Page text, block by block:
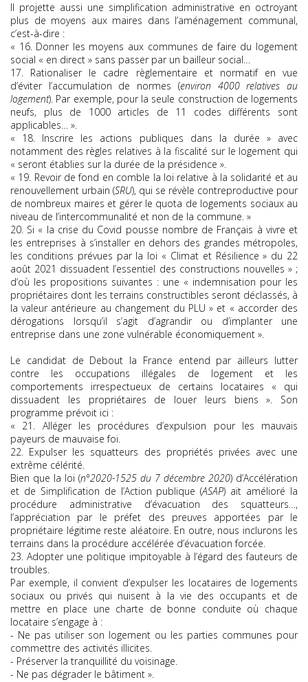
Il projette aussi une simplification administrative en octroyant
plus de moyens aux maires dans l’aménagement communal,
c’est-à-dire :
« 16. Donner les moyens aux communes de faire du logement
social « en direct » sans passer par un bailleur social…
17. Rationaliser le cadre règlementaire et normatif en vue
d’éviter l’accumulation de normes (environ 4000 relatives au
logement). Par exemple, pour la seule construction de logements
neufs, plus de 1000 articles de 11 codes différents sont
applicables… ».
« 18. Inscrire les actions publiques dans la durée » avec
notamment des règles relatives à la fiscalité sur le logement qui
« seront établies sur la durée de la présidence ».
« 19. Revoir de fond en comble la loi relative à la solidarité et au
renouvellement urbain (SRU), qui se révèle contreproductive pour
de nombreux maires et gérer le quota de logements sociaux au
niveau de l’intercommunalité et non de la commune. »
20. Si « la crise du Covid pousse nombre de Français à vivre et
les entreprises à s’installer en dehors des grandes métropoles,
les conditions prévues par la loi « Climat et Résilience » du 22
août 2021 dissuadent l’essentiel des constructions nouvelles » ;
d’où les propositions suivantes : une « indemnisation pour les
propriétaires dont les terrains constructibles seront déclassés, à
la valeur antérieure au changement du PLU » et « accorder des
dérogations lorsqu’il s’agit d’agrandir ou d’implanter une
entreprise dans une zone vulnérable économiquement ».
Le candidat de Debout la France entend par ailleurs lutter
contre les occupations illégales de logement et les
comportements irrespectueux de certains locataires « qui
dissuadent les propriétaires de louer leurs biens ». Son
programme prévoit ici :
« 21. Alléger les procédures d’expulsion pour les mauvais
payeurs de mauvaise foi.
22. Expulser les squatteurs des propriétés privées avec une
extrême célérité.
Bien que la loi (n°2020-1525 du 7 décembre 2020) d’Accélération
et de Simplification de l’Action publique (ASAP) ait amélioré la
procédure administrative d’évacuation des squatteurs…,
l’appréciation par le préfet des preuves apportées par le
propriétaire légitime reste aléatoire. En outre, nous inclurons les
terrains dans la procédure accélérée d’évacuation forcée.
23. Adopter une politique impitoyable à l’égard des fauteurs de
troubles.
Par exemple, il convient d’expulser les locataires de logements
sociaux ou privés qui nuisent à la vie des occupants et de
mettre en place une charte de bonne conduite où chaque
locataire s’engage à :
- Ne pas utiliser son logement ou les parties communes pour
commettre des activités illicites.
- Préserver la tranquillité du voisinage.
- Ne pas dégrader le bâtiment ».